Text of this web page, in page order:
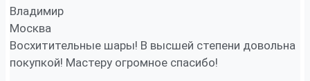
Владимир
Москва
Восхитительные шары! В высшей степени довольна
покупкой! Мастеру огромное спасибо!